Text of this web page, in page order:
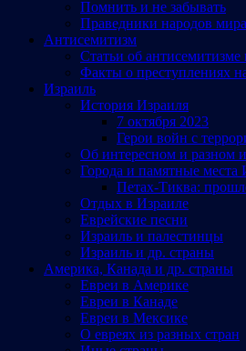
Помнить и не забывать
Праведники народов мира
Антисемитизм
Статьи об антисемитизме
Факты о преступлениях
Израиль
История Израиля
7 октября 2023
Герои войн с
Об интересном и разном
Города и памятные места
Петах-Тиква:
Отдых в Израиле
Еврейские песни
Израиль и палестинцы
Израиль и др. страны
Америка, Канада и др. страны
Евреи в Америке
Евреи в Канаде
Евреи в Мексике
О евреях из разных стран